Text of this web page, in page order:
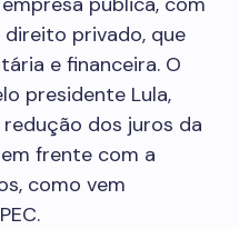
privado, que
e financeira. O
presidente Lula,
dos juros da
frente com a
como vem